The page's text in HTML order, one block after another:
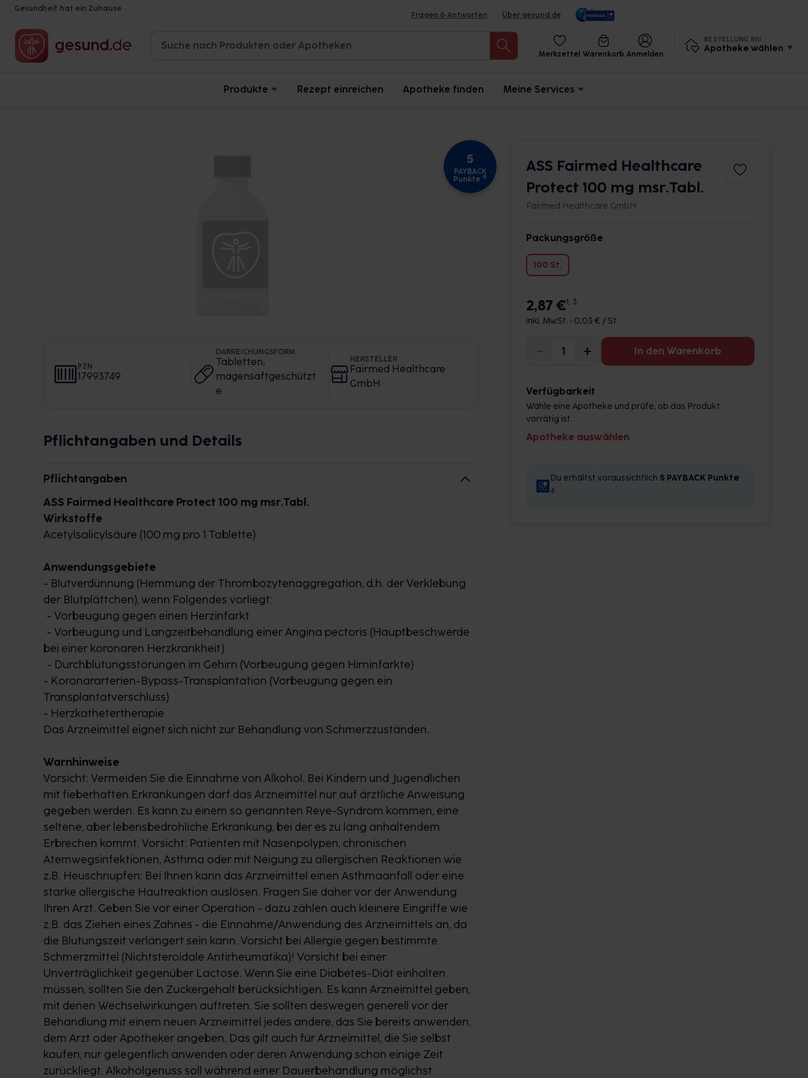
Gesundheit hat ein Zuhause
Fragen & Antworten Über gesund.de
Merkzettel Warenkorb Anmelden
BESTELLUNG BEI
Apotheke wählen
Produkte Rezept einreichen Apotheke finden Meine Services
5
PAYBACK
Punkte 4
PZN
17993749
DARREICHUNGSFORM
Tabletten,
magensaftgeschützt
e
HERSTELLER
Fairmed Healthcare
GmbH
Pflichtangaben und Details
Pflichtangaben
ASS Fairmed Healthcare Protect 100 mg msr.Tabl.
Wirkstoffe
Acetylsalicylsäure (100 mg pro 1 Tablette)
Anwendungsgebiete
- Blutverdünnung (Hemmung der Thrombozytenaggregation, d.h. der Verklebung
der Blutplättchen), wenn Folgendes vorliegt:
- Vorbeugung gegen einen Herzinfarkt
- Vorbeugung und Langzeitbehandlung einer Angina pectoris (Hauptbeschwerde
bei einer koronaren Herzkrankheit)
- Durchblutungsstörungen im Gehirn (Vorbeugung gegen Hirninfarkte)
- Koronararterien-Bypass-Transplantation (Vorbeugung gegen ein
Transplantatverschluss)
- Herzkathetertherapie
Das Arzneimittel eignet sich nicht zur Behandlung von Schmerzzuständen.
Warnhinweise
Vorsicht: Vermeiden Sie die Einnahme von Alkohol. Bei Kindern und Jugendlichen
mit fieberhaften Erkrankungen darf das Arzneimittel nur auf ärztliche Anweisung
gegeben werden. Es kann zu einem so genannten Reye-Syndrom kommen, eine
seltene, aber lebensbedrohliche Erkrankung, bei der es zu lang anhaltendem
Erbrechen kommt. Vorsicht: Patienten mit Nasenpolypen, chronischen
Atemwegsinfektionen, Asthma oder mit Neigung zu allergischen Reaktionen wie
z.B. Heuschnupfen: Bei Ihnen kann das Arzneimittel einen Asthmaanfall oder eine
starke allergische Hautreaktion auslösen. Fragen Sie daher vor der Anwendung
Ihren Arzt. Geben Sie vor einer Operation - dazu zählen auch kleinere Eingriffe wie
z.B. das Ziehen eines Zahnes - die Einnahme/Anwendung des Arzneimittels an, da
die Blutungszeit verlängert sein kann. Vorsicht bei Allergie gegen bestimmte
Schmerzmittel (Nichtsteroidale Antirheumatika)! Vorsicht bei einer
Unverträglichkeit gegenüber Lactose. Wenn Sie eine Diabetes-Diät einhalten
müssen, sollten Sie den Zuckergehalt berücksichtigen. Es kann Arzneimittel geben,
mit denen Wechselwirkungen auftreten. Sie sollten deswegen generell vor der
Behandlung mit einem neuen Arzneimittel jedes andere, das Sie bereits anwenden,
dem Arzt oder Apotheker angeben. Das gilt auch für Arzneimittel, die Sie selbst
kaufen, nur gelegentlich anwenden oder deren Anwendung schon einige Zeit
zurückliegt. Alkoholgenuss soll während einer Dauerbehandlung möglichst
ASS Fairmed Healthcare
Protect 100 mg msr.Tabl.
Fairmed Healthcare GmbH
Packungsgröße
100 St.
2,87 €1, 3
inkl. MwSt. • 0,03 € / St.
In den Warenkorb
Verfügbarkeit
Wähle eine Apotheke und prüfe, ob das Produkt
vorrätig ist.
Apotheke auswählen
Du erhältst voraussichtlich 5 PAYBACK Punkte
4